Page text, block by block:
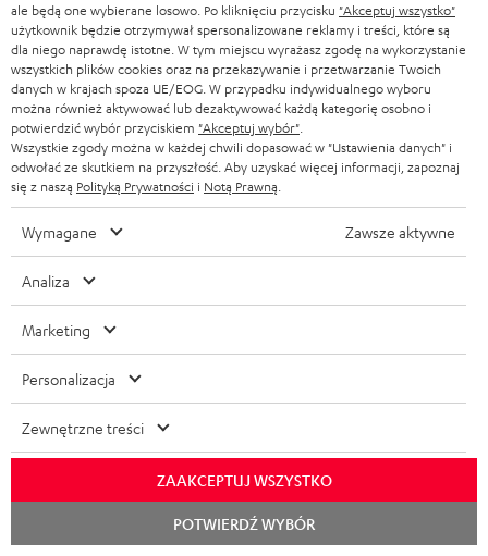
1 × STEREO L 2 Drugi Mk4 23 (szt.) – Black
1 × Kabel sieciowy do STEREO L 2 1,5 m – Black
1 × Stojak dla STEREO L 2
1 × Maskwonice do STEREO L 2 (Para) – Black
Uwaga: Kolumny STEREO L 2 nie są kompatybilne z aplikacją Teufel
ale będą one wybierane losowo. Po kliknięciu przycisku "Akceptuj wszystko"
użytkownik będzie otrzymywał spersonalizowane reklamy i treści, które są
dla niego naprawdę istotne. W tym miejscu wyrażasz zgodę na wykorzystanie
wszystkich plików cookies oraz na przekazywanie i przetwarzanie Twoich
danych w krajach spoza UE/EOG. W przypadku indywidualnego wyboru
można również aktywować lub dezaktywować każdą kategorię osobno i
potwierdzić wybór przyciskiem "Akceptuj wybór"
Wszystkie zgody można w każdej chwili dopasować w "Ustawienia danych" i
odwołać ze skutkiem na przyszłość. Aby uzyskać więcej informacji, zapoznaj
się z naszą Polityką Prywatności i Notą Prawną
Wymagane Zawsze aktywne
Analiza
Marketing
Personalizacja
Zewnętrzne treści
ZAAKCEPTUJ WSZYSTKO
POTWIERDŹ WYBÓR